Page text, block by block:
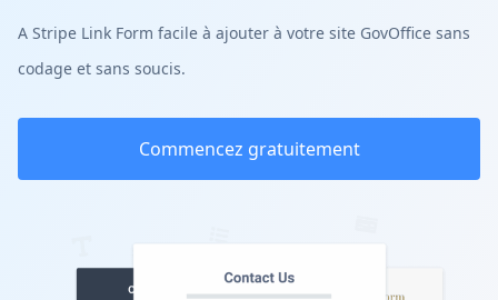
A Stripe Link Form facile à ajouter à votre site GovOffice sans
codage et sans soucis.
Commencez gratuitement